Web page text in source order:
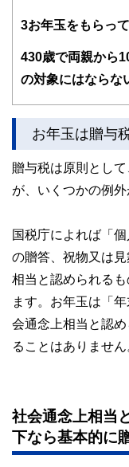
護士、税理
ドバイザー
士、行政書
をわかりや
執筆者・監
やすさはも
な情報発信
私たちは、
コンシェル
3お年玉をもらっ
430歳で両親から
の対象にはならな
お年玉は贈与
贈与税は原則とし
が、いくつかの例外
国税庁によれば「
の贈答、祝物又は
相当と認められる
ます。お年玉は「
会通念上相当と認
ることはありません
社会通念上相当
下なら基本的に